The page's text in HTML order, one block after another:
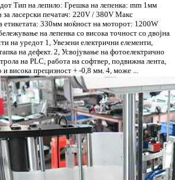
Тип на лепило: Грешка на лепенка: mm 1мм
ласерски печатач: 220V / 380V Макс
етикетата: 330мм моќност на моторот: 1200W
на лепенка со висока точност со двојна
на уредот 1, Увезени електрични елементи,
на дефект. 2, Усвојување на фотоелектрично
на PLC, работа на софтвер, подвижна лента,
и висока прецизност + -0,8 мм. 4, може ...